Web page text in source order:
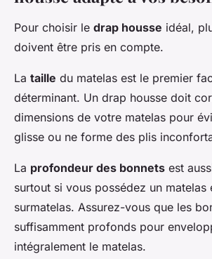
Pour choisir le drap housse idéal,
doivent être pris en compte.
La taille du matelas est le premier
déterminant. Un drap housse doit
dimensions de votre matelas pour
glisse ou ne forme des plis
La profondeur des bonnets est
surtout si vous possédez un matelas
surmatelas. Assurez-vous que les
suffisamment profonds pour
intégralement le matelas.